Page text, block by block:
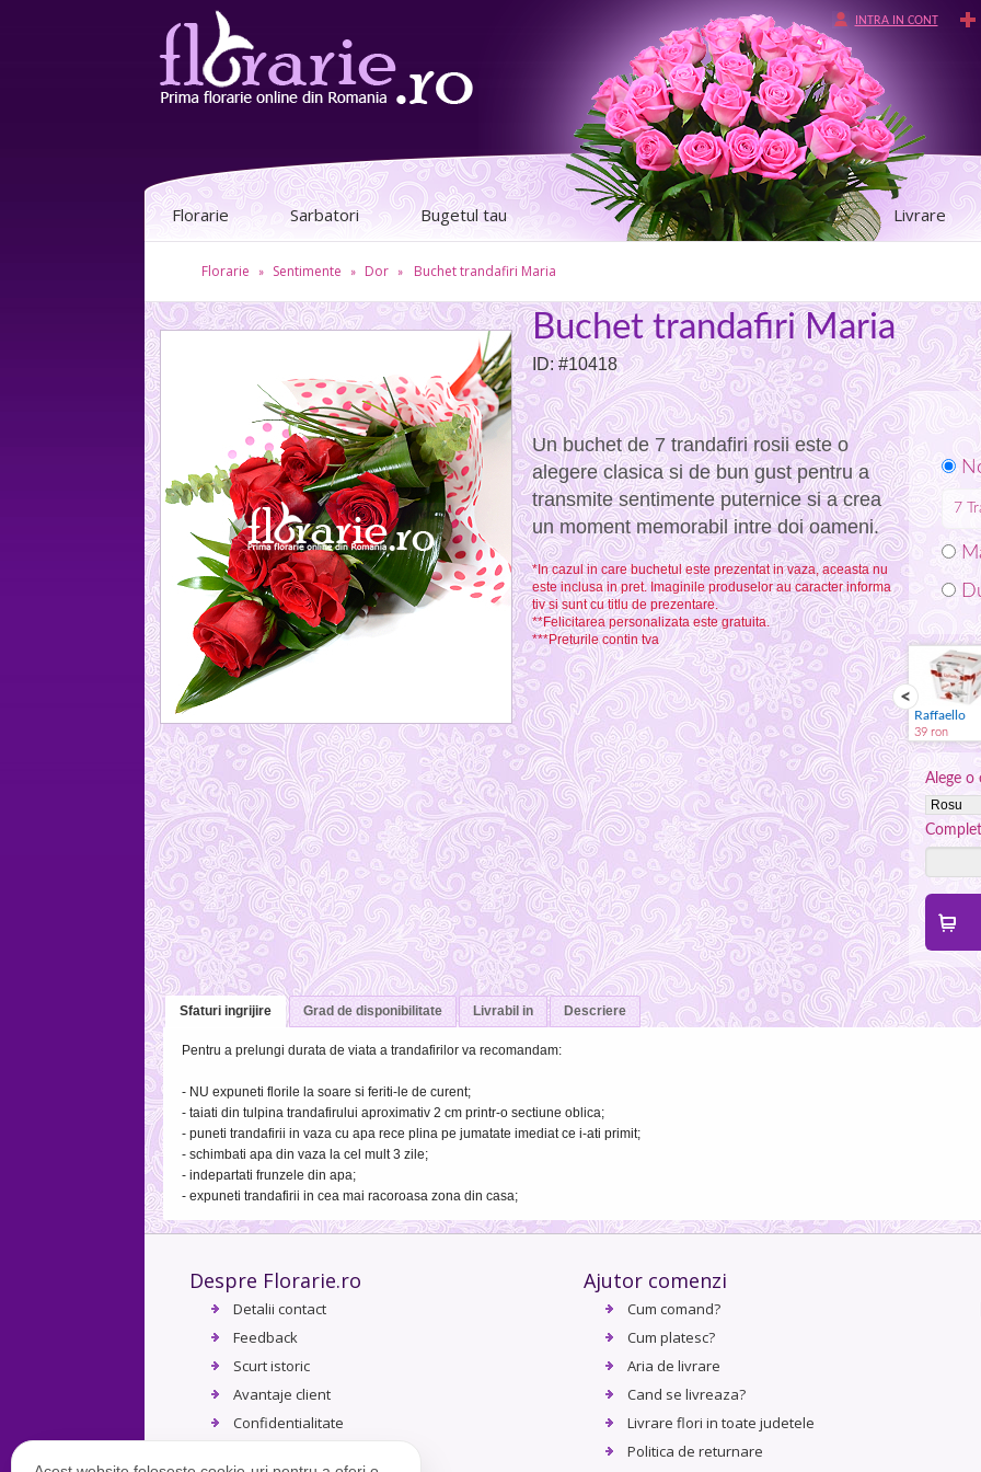
INTRA IN CONT
Livrare
Florarie Sarbatori Bugetul tau
Florarie » Sentimente » Dor » Buchet trandafiri Maria
Buchet trandafiri Maria
ID: #10418
Un buchet de 7 trandafiri rosii este o
alegere clasica si de bun gust pentru a
transmite sentimente puternice si a crea
un moment memorabil intre doi oameni.
*In cazul in care buchetul este prezentat in vaza, aceasta nu
este inclusa in pret. Imaginile produselor au caracter informa
tiv si sunt cu titlu de prezentare.
**Felicitarea personalizata este gratuita.
***Preturile contin tva
7
Spumant
59 ron
Jucarie plus
59 ron
Vaza
59 ron
Raffaello
39 ron
Alege o
Sfaturi ingrijire Grad de disponibilitate Livrabil in Descriere
Pentru a prelungi durata de viata a trandafirilor va recomandam:
- NU expuneti florile la soare si feriti-le de curent;
- taiati din tulpina trandafirului aproximativ 2 cm printr-o sectiune oblica;
- puneti trandafirii in vaza cu apa rece plina pe jumatate imediat ce i-ati primit;
- schimbati apa din vaza la cel mult 3 zile;
- indepartati frunzele din apa;
- expuneti trandafirii in cea mai racoroasa zona din casa;
Despre Florarie.ro
Detalii contact
Feedback
Scurt istoric
Avantaje client
Confidentialitate
Ajutor comenzi
Cum comand?
Cum platesc?
Aria de livrare
Cand se livreaza?
Livrare flori in toate judetele
Politica de returnare